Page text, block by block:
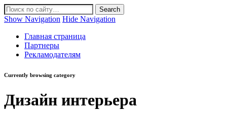
Show Navigation Hide Navigation
Главная страница
Партнеры
Рекламодателям
Currently browsing category
Дизайн интерьера